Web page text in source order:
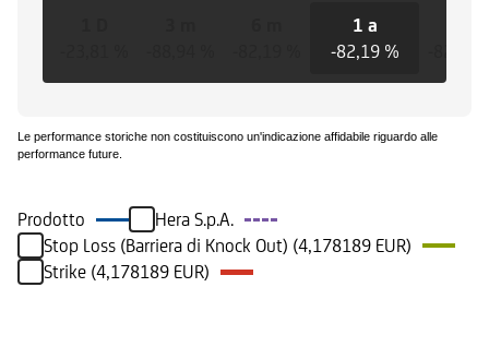
1 a
-82,19 %
Le performance storiche non costituiscono un'indicazione affidabile riguardo alle
performance future.
Prodotto
Hera S.p.A.
Stop Loss (Barriera di Knock Out) (4,178189 EUR)
Strike (4,178189 EUR)